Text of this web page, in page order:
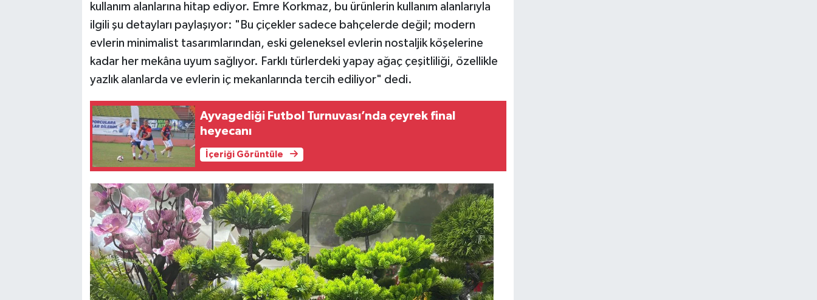
kullanım alanlarına hitap ediyor. Emre Korkmaz, bu ürünlerin kullanım alanlarıyla
ilgili şu detayları paylaşıyor: "Bu çiçekler sadece bahçelerde değil; modern
evlerin minimalist tasarımlarından, eski geleneksel evlerin nostaljik köşelerine
kadar her mekâna uyum sağlıyor. Farklı türlerdeki yapay ağaç çeşitliliği, özellikle
yazlık alanlarda ve evlerin iç mekanlarında tercih ediliyor" dedi.
Ayvagediği Futbol Turnuvası’nda çeyrek final
heyecanı
İçeriği Görüntüle